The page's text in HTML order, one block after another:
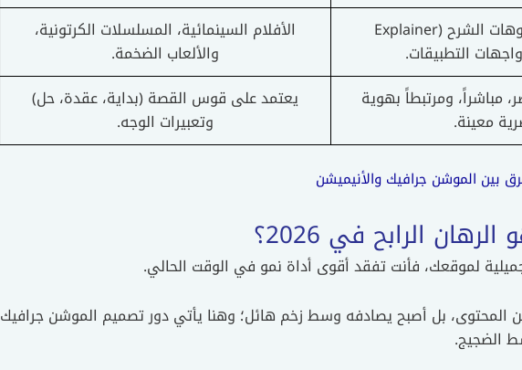
الإعلانات، فيديوهات الشرح (Explainer
الأفلام السينمائية، المسلسلات الكرتونية،
والألعاب الضخمة.
مباشراً، ومرتبطاً بهوية
معينة.
يعتمد على قوس القصة (بداية، عقدة، حل)
وتعبيرات الوجه.
بين الموشن جرافيك والأنيميشن
الرابح في 2026؟
لموقعك، فأنت تفقد أقوى أداة نمو في الوقت الحالي.
يبحث عن المحتوى، بل أصبح يصادفه وسط زخم هائل؛ وهنا يأتي دور تصميم الموشن جرافيك
الضجيج.